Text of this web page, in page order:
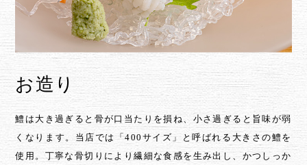
お造り
鱧は大き過ぎると骨が口当たりを損ね、小さ過ぎると旨味が弱
くなります。 当店では「400サイズ」と呼ばれる大きさの鱧を
使用。丁寧な骨切りにより繊細な食感を生み出し、かつしっか